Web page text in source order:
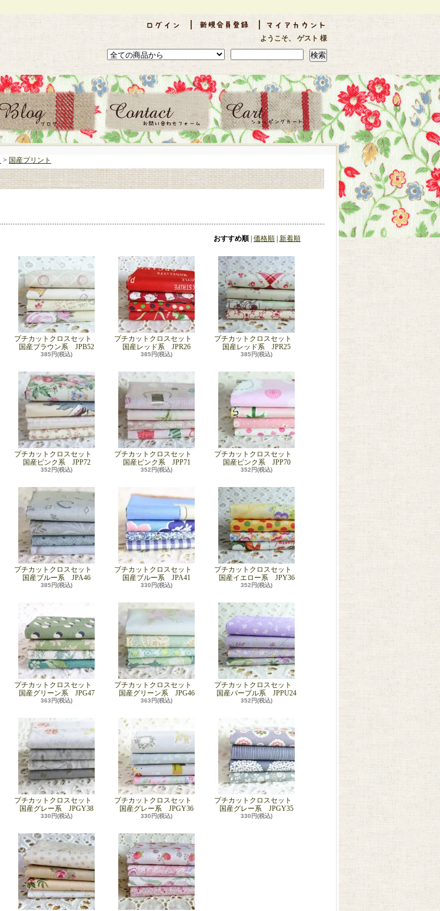
ようこそ、 ゲスト 様
検索
> 国産プリント
おすすめ順 価格順 新着順
プチカットクロスセット
国産ブラウン系 JPB52
385円(税込)
プチカットクロスセット
国産レッド系 JPR26
385円(税込)
プチカットクロスセット
国産レッド系 JPR25
385円(税込)
プチカットクロスセット
国産ピンク系 JPP72
352円(税込)
プチカットクロスセット
国産ピンク系 JPP71
352円(税込)
プチカットクロスセット
国産ピンク系 JPP70
352円(税込)
プチカットクロスセット
国産ブルー系 JPA46
385円(税込)
プチカットクロスセット
国産ブルー系 JPA41
330円(税込)
プチカットクロスセット
国産イエロー系 JPY36
352円(税込)
プチカットクロスセット
国産グリーン系 JPG47
363円(税込)
プチカットクロスセット
国産グリーン系 JPG46
363円(税込)
プチカットクロスセット
国産パープル系 JPPU24
352円(税込)
プチカットクロスセット
国産グレー系 JPGY38
330円(税込)
プチカットクロスセット
国産グレー系 JPGY36
330円(税込)
プチカットクロスセット
国産グレー系 JPGY35
330円(税込)